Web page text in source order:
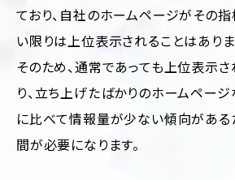
ており、自社のホームページがその
い限りは上位表示されることはありま
そのため、通常であっても上位表示
り、立ち上げたばかりのホームペー
に比べて情報量が少ない傾向がある
間が必要になります。